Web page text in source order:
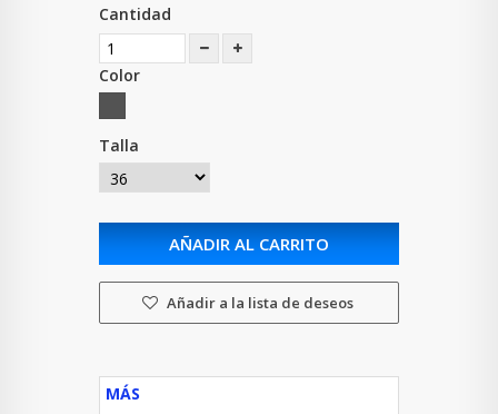
Cantidad
Color
Talla
AÑADIR AL CARRITO
Añadir a la lista de deseos
MÁS